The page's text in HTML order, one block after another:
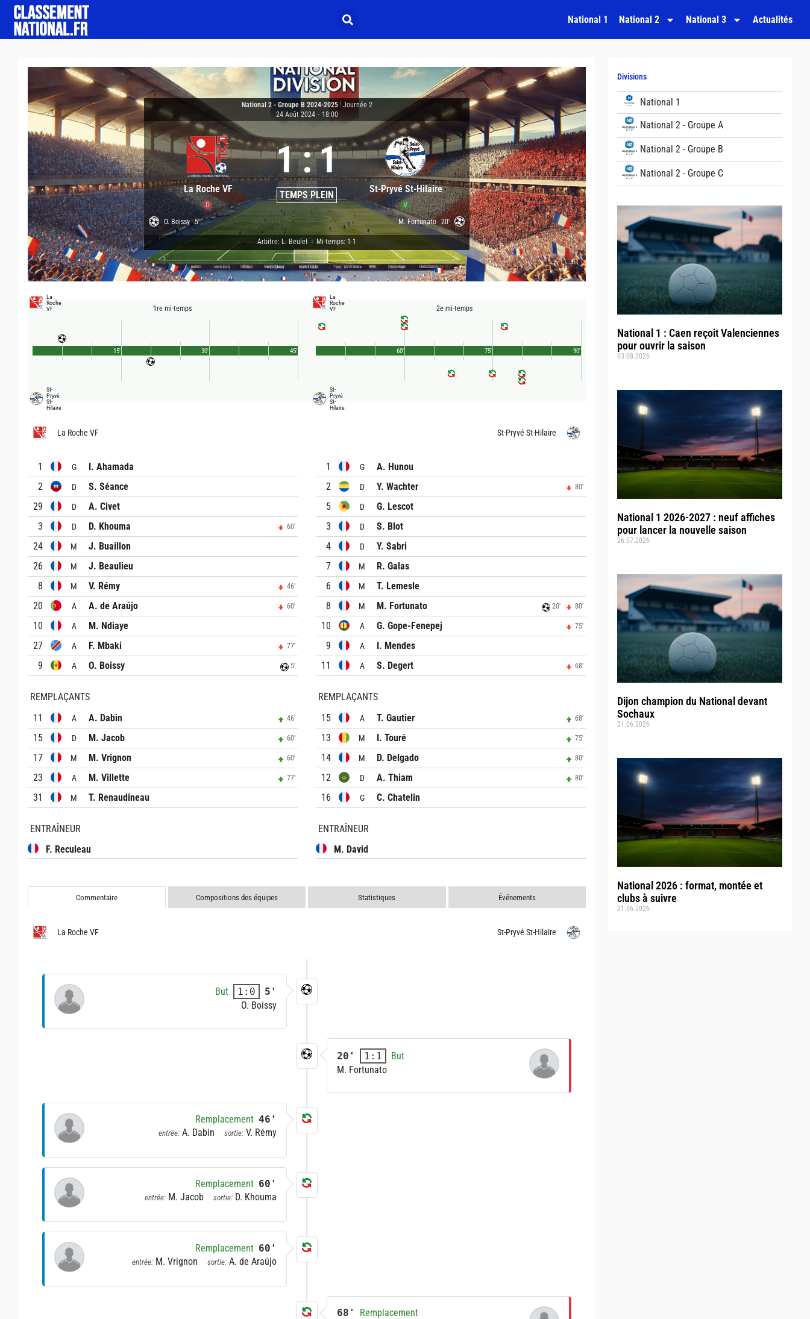
National 1 National 2 National 3 Actualités
Divisions
National 1
National 2 - Groupe A
National 2 - Groupe B
National 2 - Groupe C
National 1 : Caen reçoit Valenciennes
pour ouvrir la saison
03.08.2026
National 1 2026-2027 : neuf affiches
pour lancer la nouvelle saison
26.07.2026
Dijon champion du National devant
Sochaux
21.06.2026
National 2026 : format, montée et
clubs à suivre
21.06.2026
National 2 - Groupe B 2024-2025
Journée 2
24 Août 2024 - 18:00
La Roche VF
D
1:1
TEMPS PLEIN St-Pryvé St-Hilaire
V
O. Boissy 5' M. Fortunato 20'
Arbitre: L. Beulet | Mi-temps: 1-1
La
Roche
VF
1re mi-temps
St-
Pryvé
St-
Hilaire
45'
15' 30'
La
Roche
VF
2e mi-temps
St-
Pryvé
St-
Hilaire
90'
60' 75'
La Roche VF
1 G
I. Ahamada
2
D
S. Séance
29
D
A. Civet
3
D D. Khouma 60'
24 M
J. Buaillon
26
M
J. Beaulieu
8
M V. Rémy 46'
20 A A. de Araújo 60'
10 A
M. Ndiaye
27
A F. Mbaki 77'
9 A O. Boissy 5'
REMPLAÇANTS
11
A A. Dabin 46'
15 D M. Jacob 60'
17 M M. Vrignon 60'
23 A M. Villette 77'
31 M T. Renaudineau
ENTRAÎNEUR
F. Reculeau
St-Pryvé St-Hilaire
1 G
A. Hunou
2
D Y. Wachter 80'
5 D
G. Lescot
3
D
S. Blot
4
D
Y. Sabri
7
M
R. Galas
6
M
T. Lemesle
8
M M. Fortunato 20' 80'
10 A G. Gope-Fenepej 75'
9 A
I. Mendes
11
A S. Degert 68'
REMPLAÇANTS
15
A T. Gautier 68'
13 M I. Touré 75'
14 M D. Delgado 80'
12 D A. Thiam 80'
16 G C. Chatelin
ENTRAÎNEUR
M. David
Commentaire Compositions des équipes Statistiques Événements
La Roche VF St-Pryvé St-Hilaire
But 1:0
5'
O. Boissy
20' 1:1
But
M. Fortunato
Remplacement 46'
entrée: A. Dabin sortie: V. Rémy
Remplacement 60'
entrée: M. Jacob sortie: D. Khouma
Remplacement 60'
entrée: M. Vrignon sortie: A. de Araújo
68' Remplacement